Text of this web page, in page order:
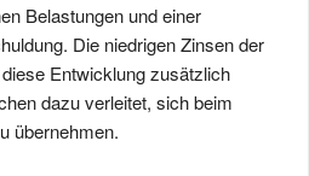
Belastungen und einer
Die niedrigen Zinsen der
Entwicklung zusätzlich
dazu verleitet, sich beim
übernehmen.